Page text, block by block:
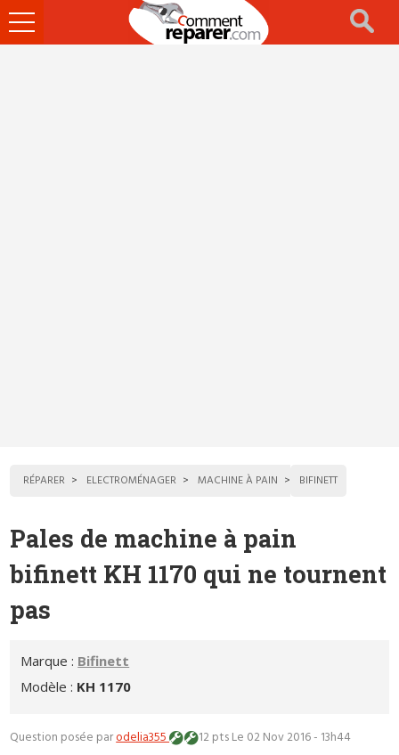
Ouvrir
le
RÉPARER ELECTROMÉNAGER MACHINE À PAIN BIFINETT
Pales de machine à pain
bifinett KH 1170 qui ne tournent
pas
Marque : Bifinett
Modèle : KH 1170
Question posée parodelia355 12 ptsLe 02 Nov 2016 - 13h44